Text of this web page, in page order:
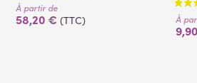
À partir de
58,20 € (TTC) À